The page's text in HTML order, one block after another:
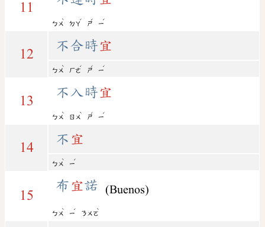
11
ㄅㄨ
ˋ
ㄉㄚ
ˊ
ㄕ
ˊ
ㄧ
ˊ
12
不合時宜
ㄅㄨ
ˋ
ㄏㄜ
ˊ
ㄕ
ˊ
ㄧ
ˊ
13
不入時宜
ㄅㄨ
ˋ
ㄖㄨ
ˋ
ㄕ
ˊ
ㄧ
ˊ
14
不 宜
ㄅㄨ
ˋ
ㄧ
ˊ
15
布 宜諾 (Buenos)
ㄅㄨ
ˋ
ㄧ
ˊ
ㄋㄨㄛ
ˋ